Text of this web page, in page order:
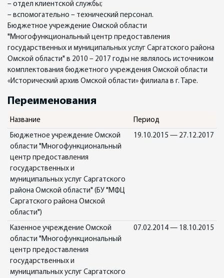
– отдел клиентской службы;
– вспомогательно – технический персонал.
Бюджетное учреждение Омской области
"Многофункциональный центр предоставления
государственных и муниципальных услуг Саргатского района
Омской области" в 2010 – 2017 годы не являлось источником
комплектования бюджетного учреждения Омской области
«Исторический архив Омской области» филиала в г. Таре.
Переименования
Название Период
Бюджетное учреждение Омской
области "Многофункциональный
центр предоставления
государственных и
муниципальных услуг Саргатского
района Омской области" (БУ "МФЦ
Саргатского района Омской
области")
19.10.2015 — 27.12.2017
Казенное учреждение Омской
области "Многофункциональный
центр предоставления
государственных и
муниципальных услуг Саргатского
07.02.2014 — 18.10.2015